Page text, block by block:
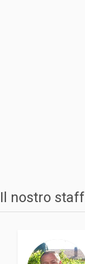
Il nostro staff